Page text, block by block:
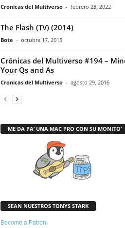
Cronicas del Multiverso - febrero 23, 2022
The Flash (TV) (2014)
Bote - octubre 17, 2015
Crónicas del Multiverso #194 –
Your Qs and As
Cronicas del Multiverso - agosto 29, 2016
ME DA PA’ UNA MAC PRO CON SU MONITO’
SEAN NUESTROS TONYS STARK
Become a Patron!